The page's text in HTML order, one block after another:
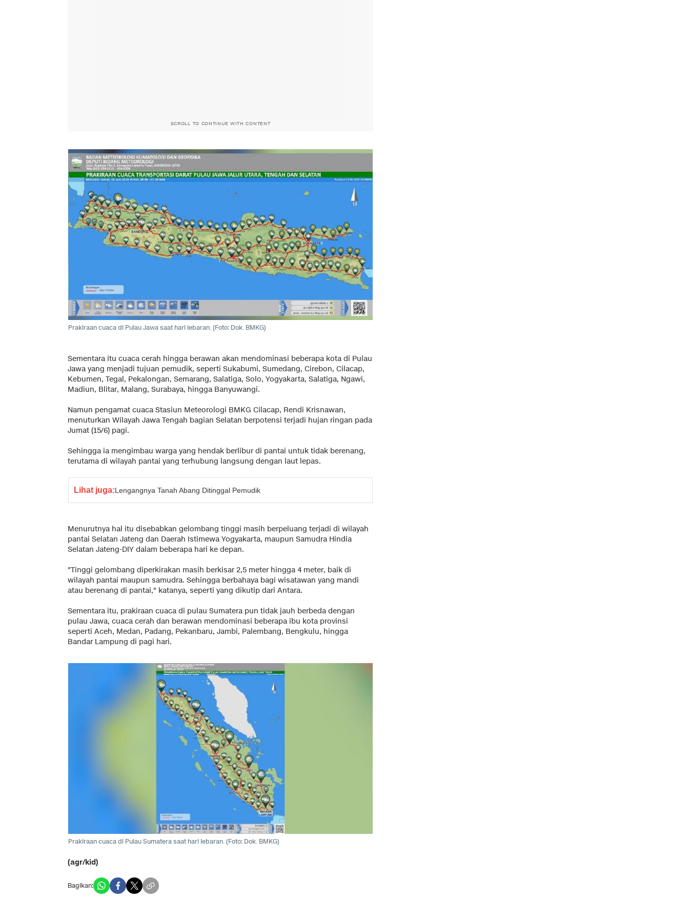
SCROLL TO CONTINUE WITH CONTENT
Prakiraan cuaca di Pulau Jawa saat hari lebaran. (Foto: Dok. BMKG)
Sementara itu cuaca cerah hingga berawan akan mendominasi beberapa kota di Pulau
Jawa yang menjadi tujuan pemudik, seperti Sukabumi, Sumedang, Cirebon, Cilacap,
Kebumen, Tegal, Pekalongan, Semarang, Salatiga, Solo, Yogyakarta, Salatiga, Ngawi,
Madiun, Blitar, Malang, Surabaya, hingga Banyuwangi.
Namun pengamat cuaca Stasiun Meteorologi BMKG Cilacap, Rendi Krisnawan,
menuturkan Wilayah Jawa Tengah bagian Selatan berpotensi terjadi hujan ringan pada
Jumat (15/6) pagi.
Sehingga ia mengimbau warga yang hendak berlibur di pantai untuk tidak berenang,
terutama di wilayah pantai yang terhubung langsung dengan laut lepas.
Lihat juga:Lengangnya Tanah Abang Ditinggal Pemudik
Menurutnya hal itu disebabkan gelombang tinggi masih berpeluang terjadi di wilayah
pantai Selatan Jateng dan Daerah Istimewa Yogyakarta, maupun Samudra Hindia
Selatan Jateng-DIY dalam beberapa hari ke depan.
"Tinggi gelombang diperkirakan masih berkisar 2,5 meter hingga 4 meter, baik di
wilayah pantai maupun samudra. Sehingga berbahaya bagi wisatawan yang mandi
atau berenang di pantai," katanya, seperti yang dikutip dari Antara.
Sementara itu, prakiraan cuaca di pulau Sumatera pun tidak jauh berbeda dengan
pulau Jawa, cuaca cerah dan berawan mendominasi beberapa ibu kota provinsi
seperti Aceh, Medan, Padang, Pekanbaru, Jambi, Palembang, Bengkulu, hingga
Bandar Lampung di pagi hari.
Prakiraan cuaca di Pulau Sumatera saat hari lebaran.(Foto: Dok. BMKG)
(agr/kid)
Bagikan: